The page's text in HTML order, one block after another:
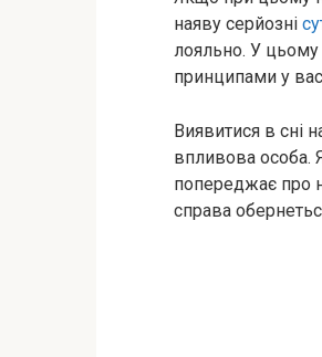
наяву серйозні
лояльно. У цьому
принципами у
Виявитися в сні
впливова особа.
попереджає про
справа